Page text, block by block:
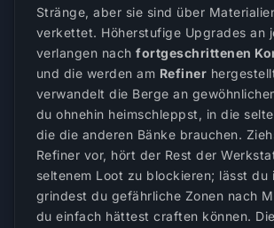
Stränge, aber sie sind über
verkettet. Höherstufige Upgrades an
verlangen nachfortgeschrittenen
und die werden am Refiner
verwandelt die Berge an
du ohnehin heimschleppst, in die
die die anderen Bänke brauchen.
Refiner vor, hört der Rest der
seltenem Loot zu blockieren; lässt du
grindest du gefährliche Zonen nach
du einfach hättest craften können.